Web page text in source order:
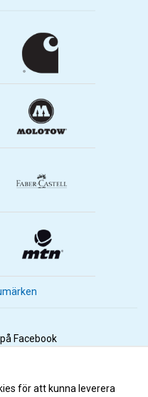
Facebook
Instagram
för att kunna leverera